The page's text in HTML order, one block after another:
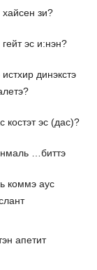
хайсен зи?
гейт эс и:нэн?
динэкстэ
костэт эс (дас)?
…биттэ
коммэ аус
апетит